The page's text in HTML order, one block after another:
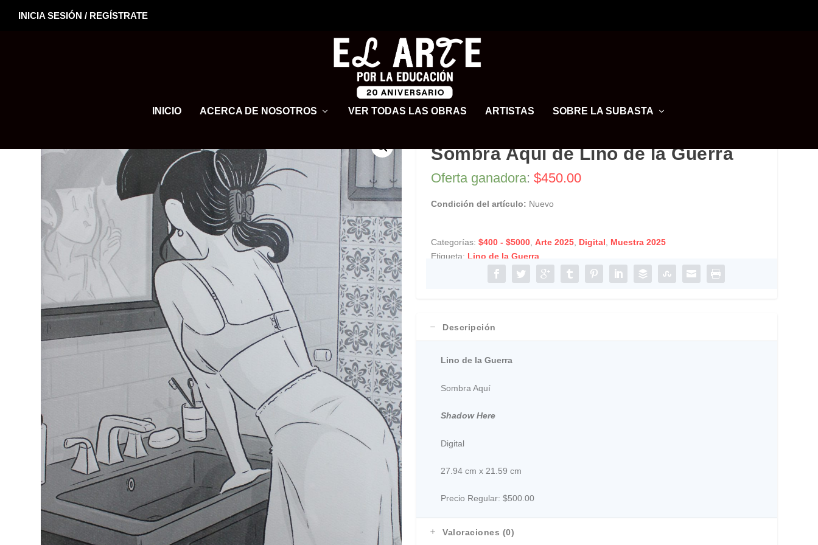
INICIA SESIÓN / REGÍSTRATE
INICIO ACERCA DE NOSOTROS VER TODAS LAS OBRAS ARTISTAS SOBRE LA SUBASTA
Sombra Aquí de Lino de la Guerra
Oferta ganadora: $450.00
Condición del artículo: Nuevo
Categorías: $400 - $5000, Arte 2025, Digital, Muestra 2025
Etiqueta: Lino de la Guerra
Descripción
Lino de la Guerra
Sombra Aquí
Shadow Here
Digital
27.94 cm x 21.59 cm
Precio Regular: $500.00
Valoraciones (0)